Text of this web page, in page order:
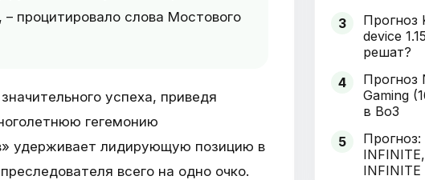
процитировало слова Мостового
успеха, приведя
гегемонию
удерживает лидирующую позицию в
всего на одно очко.
3
Прогноз
device
решат?
4
Прогноз
Gaming
в Bo3
5
INFINITE